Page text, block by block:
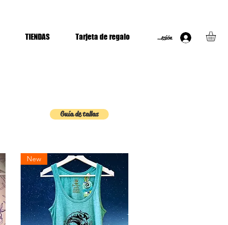
TIENDAS Tarjeta de regalo Iniciar Sesión
Guía de tallas
New